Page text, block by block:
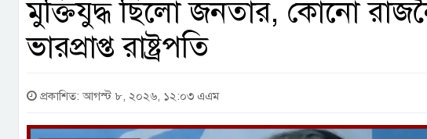
মুক্তিযুদ্ধ ছিলো জনতার, কোনো
ভারপ্রাপ্ত রাষ্ট্রপতি
প্রকাশিত: আগস্ট ৮, ২০২৬, ১২:০৩ এএম